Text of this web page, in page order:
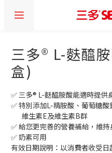
三多® L-麩醯
盒)
✅ 三多® L-麩醯胺酸能適時提供
✅ 特別添加L-精胺酸、葡萄糖酸
       維生素E及維生素B群
✅ 給您更完善的營養補給，維
✅ 奶素可用
有效日期說明：以消費者收受